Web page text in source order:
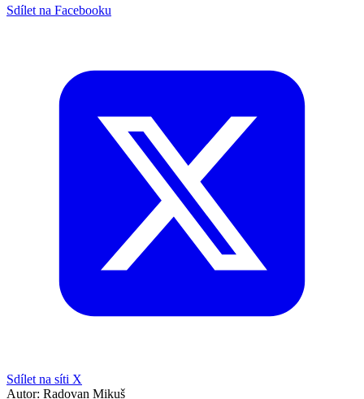
Sdílet na Facebooku
Sdílet na síti X
Autor: Radovan Mikuš